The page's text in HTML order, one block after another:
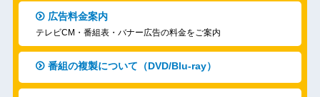
広告料金案内
テレビCM・番組表・バナー広告の料金をご案内
番組の複製について（DVD/Blu-ray）